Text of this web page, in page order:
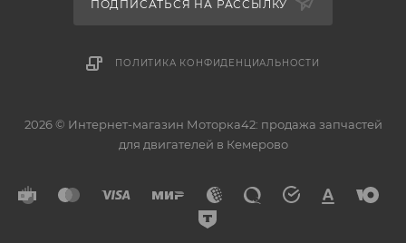
ПОДПИСАТЬСЯ НА РАССЫЛКУ
ПОЛИТИКА КОНФИДЕНЦИАЛЬНОСТИ
2026 © Интернет-магазин Моторка42: продажа запчастей
для двигателей в Кемерово